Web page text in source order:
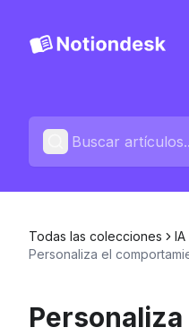
Blog
Español
Registros de
Todas las colecciones
Personaliza el
Personaliza